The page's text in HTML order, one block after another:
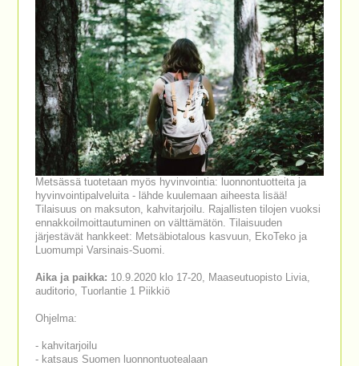
Metsässä tuotetaan myös hyvinvointia: luonnontuotteita ja
hyvinvointipalveluita - lähde kuulemaan aiheesta lisää!
Tilaisuus on maksuton, kahvitarjoilu. Rajallisten tilojen vuoksi
ennakkoilmoittautuminen on välttämätön. Tilaisuuden
järjestävät hankkeet: Metsäbiotalous kasvuun, EkoTeko ja
Luomumpi Varsinais-Suomi.
Aika ja paikka: 10.9.2020 klo 17-20, Maaseutuopisto Livia,
auditorio, Tuorlantie 1 Piikkiö
Ohjelma:
- kahvitarjoilu
- katsaus Suomen luonnontuotealaan